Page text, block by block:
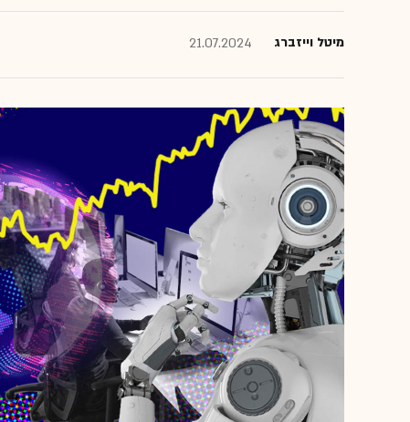
מיטל וייזברג 21.07.2024